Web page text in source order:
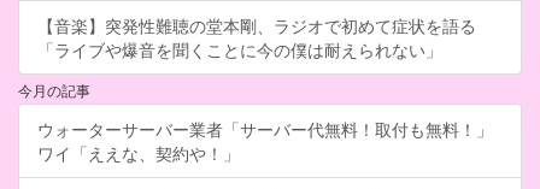
【音楽】突発性難聴の堂本剛、ラジオで初めて症状を語る
「ライブや爆音を聞くことに今の僕は耐えられない」
今月の記事
ウォーターサーバー業者「サーバー代無料！取付も無料！」
ワイ「ええな、契約や！」